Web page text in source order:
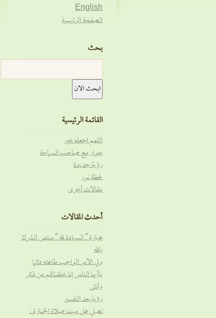
English
الصفحة الرئيسية
بحث
القائمة الرئيسية
اللهم اجعله خير
حوار مع صاحب السماحة
رؤية جديدة
لحظة نور
مقالات أخرى
أحدث المقالات
عبارة ” السيادة لله ” منتهى الشرك
بالله
ولي الأمر الواجب طاعته دائما
ياأيها الناس إنا خلقناكم من ذكر
وأنثى
رؤيا بعد التفسير
نصلي على ميت صلاة الجنازة :